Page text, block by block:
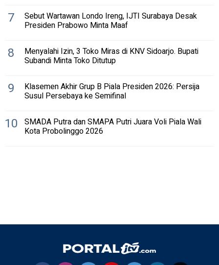
7 Sebut Wartawan Londo Ireng, IJTI Surabaya Desak
Presiden Prabowo Minta Maaf
8 Menyalahi Izin, 3 Toko Miras di KNV Sidoarjo. Bupati
Subandi Minta Toko Ditutup
9 Klasemen Akhir Grup B Piala Presiden 2026: Persija
Susul Persebaya ke Semifinal
10 SMADA Putra dan SMAPA Putri Juara Voli Piala Wali
Kota Probolinggo 2026